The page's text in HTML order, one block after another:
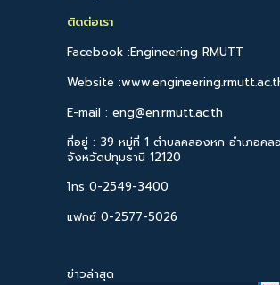
ติดต่อเรา
Facebook :Engineering RMUTT
Website
E-mail : eng@en.rmutt.ac.th
ที่อยู่ : 39 หมู่ที่ 1 ตำบลคลองหก อำเภอคล
จังหวัดปทุมธานี 12120
โทร 0-2549-3400
แฟกซ์ 0-2577-5026
ข่าวล่าสุด